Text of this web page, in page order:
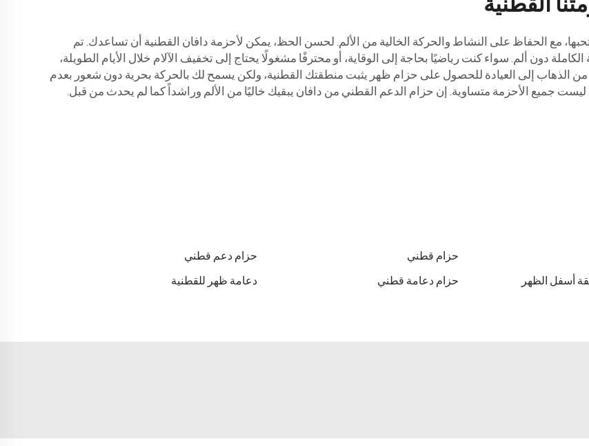
القطنية
تحبها، مع الحفاظ على النشاط والحركة الخالية من الألم. لحسن الحظ، يمكن لأحزمة دافان القطنية أن تساعدك. تم
دون ألم. سواء كنت رياضيًا بحاجة إلى الوقاية، أو محترفًا مشغولًا يحتاج إلى تخفيف الآلام خلال الأيام الطويلة،
من الذهاب إلى العيادة للحصول على حزام ظهر يثبت منطقتك القطنية، ولكن يسمح لك بالحركة بحرية دون شعور بعدم
ليست جميع الأحزمة متساوية. إن حزام الدعم القطني من دافان يبقيك خاليًا من الألم وراشداً كما لم يحدث من قبل.
حزام قطني حزام دعم قطني
أسفل الظهر حزام دعامة قطني دعامة ظهر للقطنية